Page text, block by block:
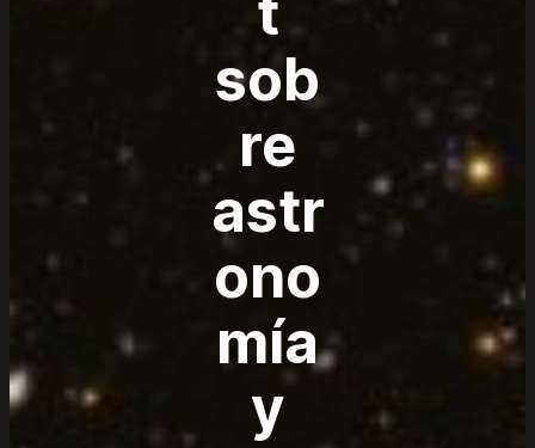
sob
re
astr
ono
mía
y